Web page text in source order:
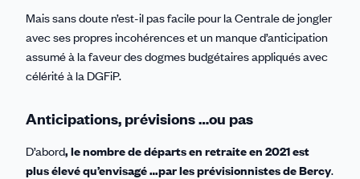
Mais sans doute n’est-il pas facile pour la Centrale de jongler
avec ses propres incohérences et un manque d’anticipation
assumé à la faveur des dogmes budgétaires appliqués avec
célérité à la DGFiP.
Anticipations, prévisions …ou pas
D’abord, le nombre de départs en retraite en 2021 est
plus élevé qu’envisagé …par les prévisionnistes de Bercy.